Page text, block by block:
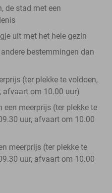
de stad met een
uit met het hele gezin
bestemmingen dan
(ter plekke te voldoen,
afvaart om 10.00 uur)
een meerprijs (ter plekke te
uur, afvaart om 10.00
meerprijs (ter plekke te
uur, afvaart om 10.00